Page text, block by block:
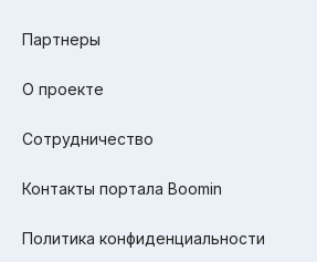
Партнеры
О проекте
Сотрудничество
Контакты портала Boomin
Политика конфиденциальности